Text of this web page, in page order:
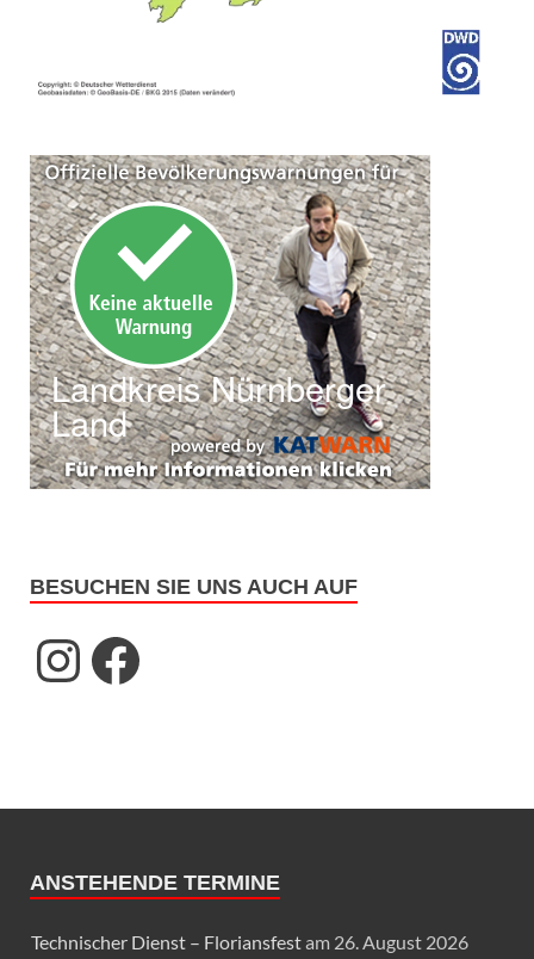
BESUCHEN SIE UNS AUCH AUF
ANSTEHENDE TERMINE
Technischer Dienst – Floriansfestam 26. August 2026